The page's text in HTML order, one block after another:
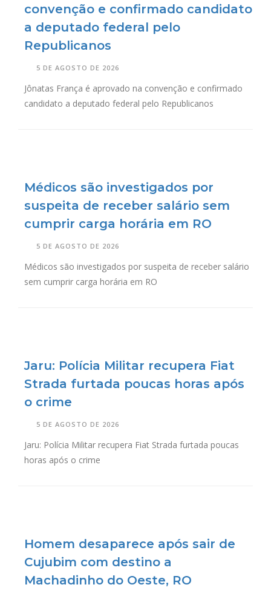
convenção e confirmado candidato
a deputado federal pelo
Republicanos
5 DE AGOSTO DE 2026
Jônatas França é aprovado na convenção e confirmado
candidato a deputado federal pelo Republicanos
Médicos são investigados por
suspeita de receber salário sem
cumprir carga horária em RO
5 DE AGOSTO DE 2026
Médicos são investigados por suspeita de receber salário
sem cumprir carga horária em RO
Jaru: Polícia Militar recupera Fiat
Strada furtada poucas horas após
o crime
5 DE AGOSTO DE 2026
Jaru: Polícia Militar recupera Fiat Strada furtada poucas
horas após o crime
Homem desaparece após sair de
Cujubim com destino a
Machadinho do Oeste, RO